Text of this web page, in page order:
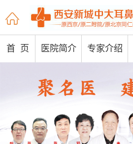

首 页 医院简介 专家介绍